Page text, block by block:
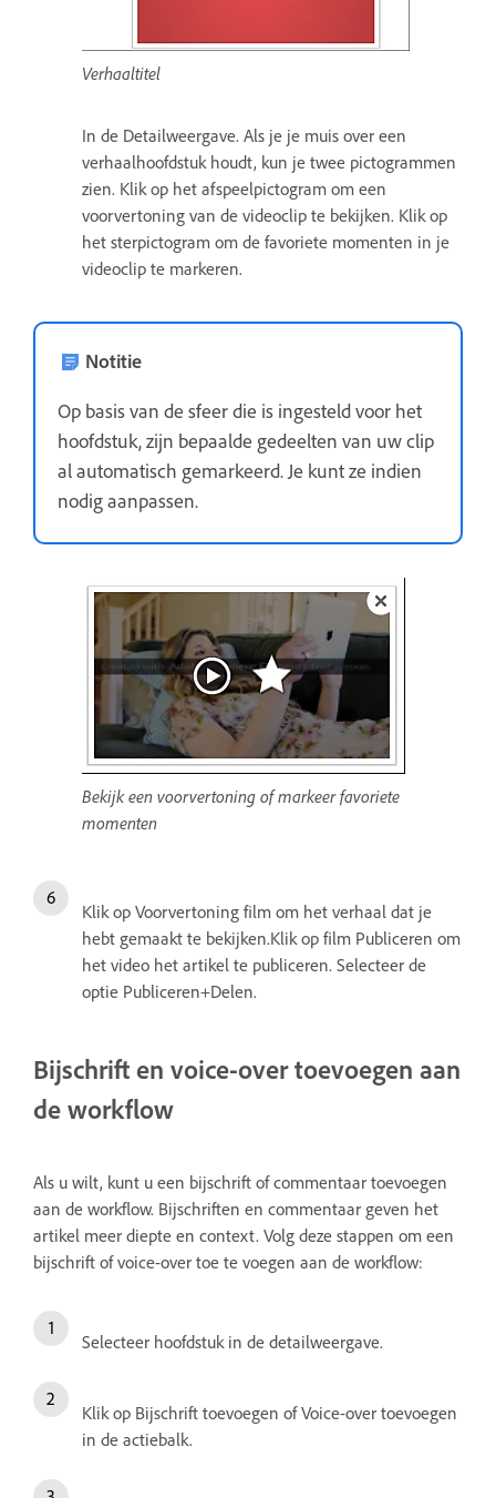
Verhaaltitel
In de Detailweergave. Als je je muis over een
verhaalhoofdstuk houdt, kun je twee pictogrammen
zien. Klik op het afspeelpictogram om een
voorvertoning van de videoclip te bekijken. Klik op
het sterpictogram om de favoriete momenten in je
videoclip te markeren.
Notitie
Op basis van de sfeer die is ingesteld voor het
hoofdstuk, zijn bepaalde gedeelten van uw clip
al automatisch gemarkeerd. Je kunt ze indien
nodig aanpassen.
Bekijk een voorvertoning of markeer favoriete
momenten
Klik op Voorvertoning film om het verhaal dat je
hebt gemaakt te bekijken.Klik op film Publiceren om
het video het artikel te publiceren. Selecteer de
optie Publiceren+Delen.
Bijschrift en voice-over toevoegen aan
de workflow
Als u wilt, kunt u een bijschrift of commentaar toevoegen
aan de workflow. Bijschriften en commentaar geven het
artikel meer diepte en context. Volg deze stappen om een
bijschrift of voice-over toe te voegen aan de workflow:
Selecteer hoofdstuk in de detailweergave.
Klik op Bijschrift toevoegen of Voice-over toevoegen
in de actiebalk.